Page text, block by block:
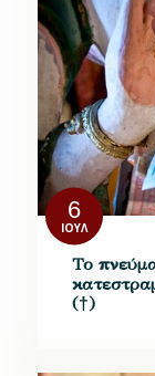
6
ΙΟΎΛ
Το
(†)